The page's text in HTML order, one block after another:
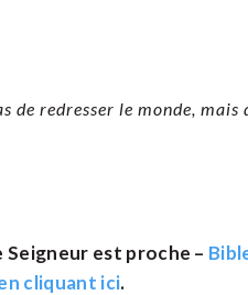
de redresser le monde,
Seigneur est proche –
cliquant ici.